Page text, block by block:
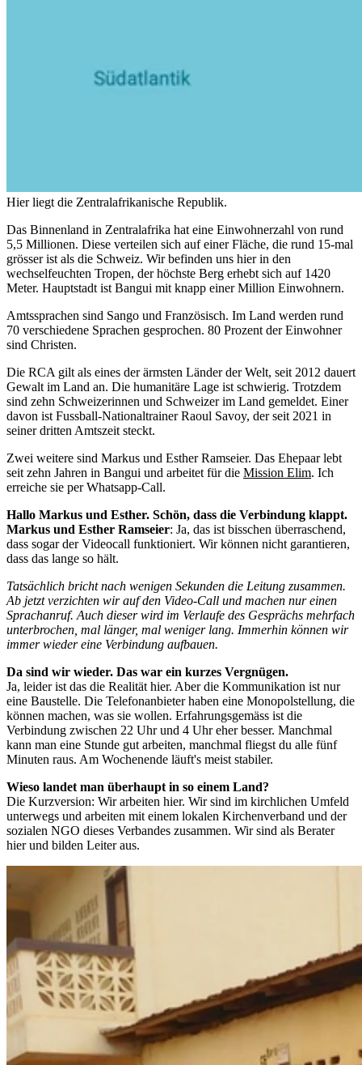
Hier liegt die Zentralafrikanische Republik.
Das Binnenland in Zentralafrika hat eine Einwohnerzahl von rund
5,5 Millionen. Diese verteilen sich auf einer Fläche, die rund 15-mal
grösser ist als die Schweiz. Wir befinden uns hier in den
wechselfeuchten Tropen, der höchste Berg erhebt sich auf 1420
Meter. Hauptstadt ist Bangui mit knapp einer Million Einwohnern.
Amtssprachen sind Sango und Französisch. Im Land werden rund
70 verschiedene Sprachen gesprochen. 80 Prozent der Einwohner
sind Christen.
Die RCA gilt als eines der ärmsten Länder der Welt, seit 2012 dauert
Gewalt im Land an. Die humanitäre Lage ist schwierig. Trotzdem
sind zehn Schweizerinnen und Schweizer im Land gemeldet. Einer
davon ist Fussball-Nationaltrainer Raoul Savoy, der seit 2021 in
seiner dritten Amtszeit steckt.
Zwei weitere sind Markus und Esther Ramseier. Das Ehepaar lebt
seit zehn Jahren in Bangui und arbeitet für die Mission Elim. Ich
erreiche sie per Whatsapp-Call.
Hallo Markus und Esther. Schön, dass die Verbindung klappt.
Markus und Esther Ramseier: Ja, das ist bisschen überraschend,
dass sogar der Videocall funktioniert. Wir können nicht garantieren,
dass das lange so hält.
Tatsächlich bricht nach wenigen Sekunden die Leitung zusammen.
Ab jetzt verzichten wir auf den Video-Call und machen nur einen
Sprachanruf. Auch dieser wird im Verlaufe des Gesprächs mehrfach
unterbrochen, mal länger, mal weniger lang. Immerhin können wir
immer wieder eine Verbindung aufbauen.
Da sind wir wieder. Das war ein kurzes Vergnügen.
Ja, leider ist das die Realität hier. Aber die Kommunikation ist nur
eine Baustelle. Die Telefonanbieter haben eine Monopolstellung, die
können machen, was sie wollen. Erfahrungsgemäss ist die
Verbindung zwischen 22 Uhr und 4 Uhr eher besser. Manchmal
kann man eine Stunde gut arbeiten, manchmal fliegst du alle fünf
Minuten raus. Am Wochenende läuft's meist stabiler.
Wieso landet man überhaupt in so einem Land?
Die Kurzversion: Wir arbeiten hier. Wir sind im kirchlichen Umfeld
unterwegs und arbeiten mit einem lokalen Kirchenverband und der
sozialen NGO dieses Verbandes zusammen. Wir sind als Berater
hier und bilden Leiter aus.